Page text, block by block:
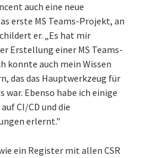
auch eine neue
erste MS Teams-Projekt, an
er. „Es hat mir
Erstellung einer MS Teams-
konnte auch mein Wissen
das das Hauptwerkzeug für
Ebenso habe ich einige
CI/CD und die
erlernt."
ein Register mit allen CSR